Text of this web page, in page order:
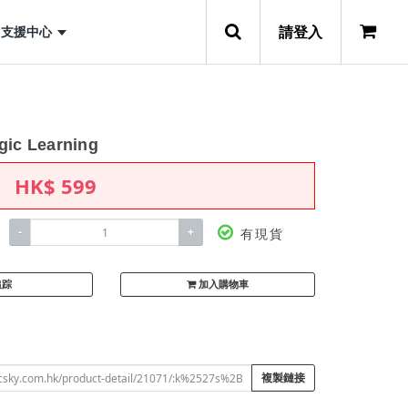
支援中心 請登入
Learning
HK$ 599
- + 有現貨
加入購物車
複製鏈接